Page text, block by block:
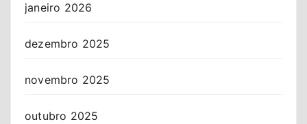
janeiro 2026
dezembro 2025
novembro 2025
outubro 2025